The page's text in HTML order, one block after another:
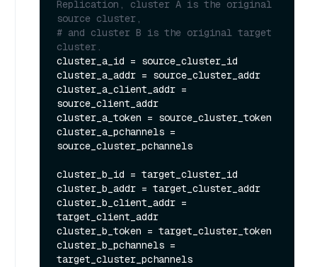
Replication, cluster A is the original
source cluster,
# and cluster B is the original target
cluster.
cluster_a_id = source_cluster_id
cluster_a_addr = source_cluster_addr
cluster_a_client_addr =
source_client_addr
cluster_a_token = source_cluster_token
cluster_a_pchannels =
source_cluster_pchannels
cluster_b_id = target_cluster_id
cluster_b_addr = target_cluster_addr
cluster_b_client_addr =
target_client_addr
cluster_b_token = target_cluster_token
cluster_b_pchannels =
target_cluster_pchannels